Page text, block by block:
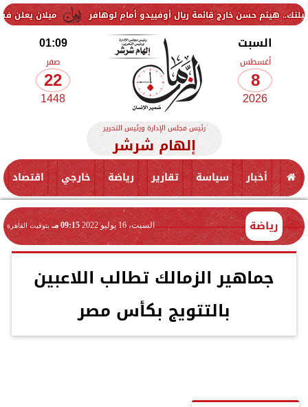
ميلان يعلن فسخ عقد خارج قائمة ريال أوفييدو أمام لوهافر
السبت
أغسطس
8
2026
01:09
صفر
22
1448
رئيس مجلس الإدارة ورئيس التحرير
إلهام شرشر
أخبار سياسة تقارير رياضة خارجي اقتصاد
رياضة السبت، 16 يوليو 2022 09:15 مـ بتوقيت القاهرة
جماهير الزمالك تطالب اللاعبين
بالتتويج بكأس مصر